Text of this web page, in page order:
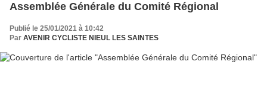
Assemblée Générale du Comité Régional
Publié le 25/01/2021 à 10:42
Par AVENIR CYCLISTE NIEUL LES SAINTES